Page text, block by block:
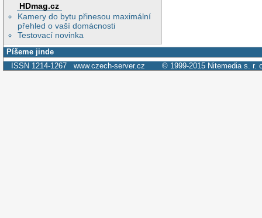
HDmag.cz
Kamery do bytu přinesou maximální
přehled o vaší domácnosti
Testovací novinka
Píšeme jinde
ISSN 1214-1267 www.czech-server.cz © 1999-2015 Nitemedia s. r.